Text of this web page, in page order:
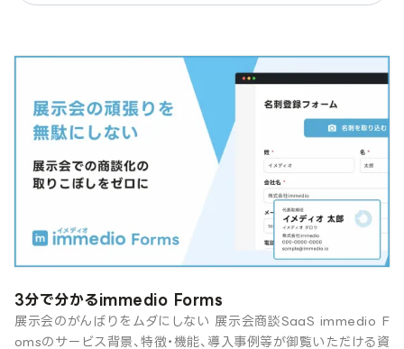
3分で分かるimmedio Forms
展示会のがんばりをムダにしない 展示会商談SaaS immedio F
omsのサービス背景、特徴・機能、導入事例等が御覧いただける資